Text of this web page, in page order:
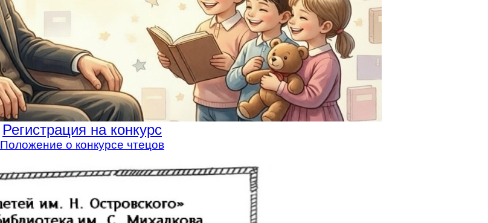
Регистрация на конкурс
Положение о конкурсе чтецов